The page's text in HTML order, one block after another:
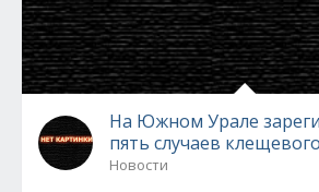
На Южном Урале
пять случаев
Новости